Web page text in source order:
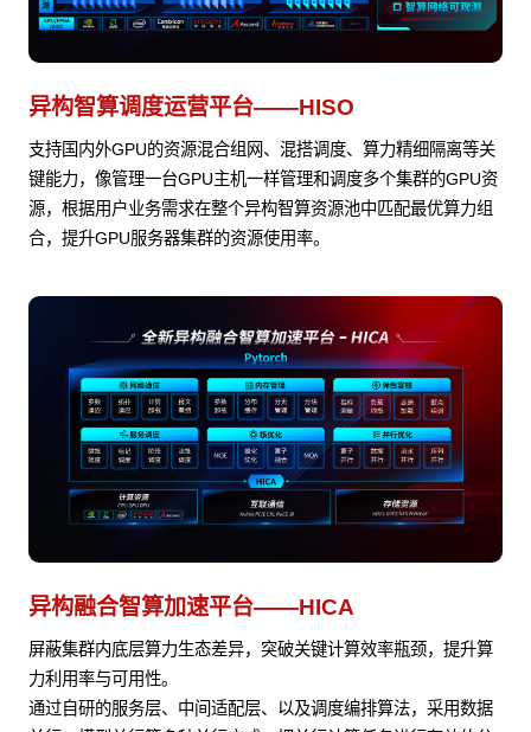
异构智算调度运营平台——HISO
支持国内外GPU的资源混合组网、混搭调度、算力精细隔离等关
键能力，像管理一台GPU主机一样管理和调度多个集群的GPU资
源，根据用户业务需求在整个异构智算资源池中匹配最优算力组
合，提升GPU服务器集群的资源使用率。
异构融合智算加速平台——HICA
屏蔽集群内底层算力生态差异，突破关键计算效率瓶颈，提升算
力利用率与可用性。
通过自研的服务层、中间适配层、以及调度编排算法，采用数据